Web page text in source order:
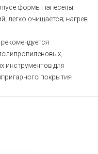
формы нанесены
легко очищается; нагрев
инструментов для
покрытия